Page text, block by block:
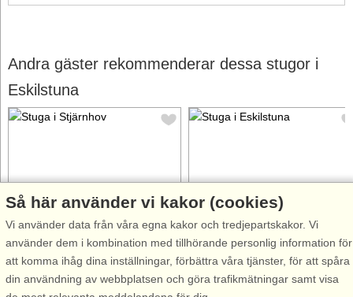
Andra gäster rekommenderar dessa stugor i
Eskilstuna
Stugnr: 36920
Stjärnhov
6 personer, 135 m²
70 m till sjö/hav:.
Stugnr: 44212
Eskilstuna
4 personer, 50 m²
150 m till sjö/hav:.
Så här använder vi kakor (cookies)
Vi använder data från våra egna kakor och tredjepartskakor. Vi
använder dem i kombination med tillhörande personlig information för
att komma ihåg dina inställningar, förbättra våra tjänster, för att spåra
din användning av webbplatsen och göra trafikmätningar samt visa